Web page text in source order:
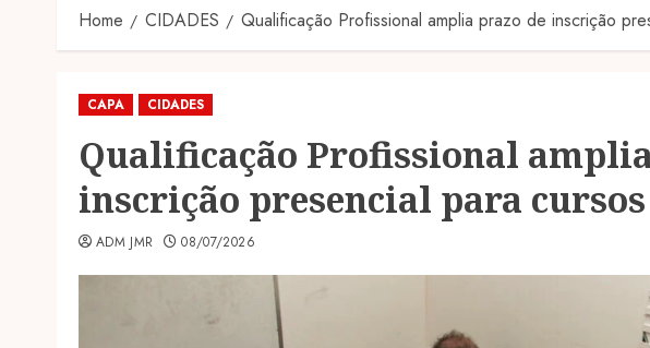
Home CIDADES Qualificação Profissional amplia prazo de inscrição
CAPA CIDADES
Qualificação Profissional
inscrição presencial para
ADM JMR 08/07/2026